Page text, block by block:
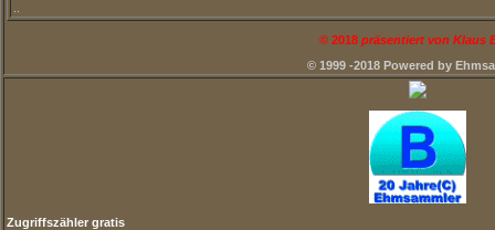
© 2018 präsentiert von Klaus
© 1999 -2018 Powered by
Zugriffszähler gratis